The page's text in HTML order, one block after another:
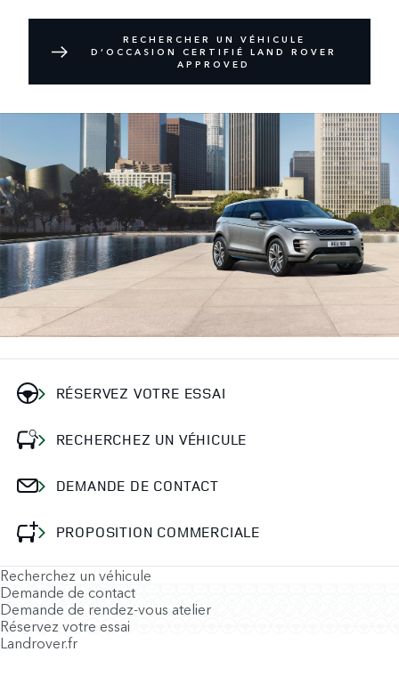
RECHERCHER UN VÉHICULE
D’OCCASION CERTIFIÉ LAND ROVER
APPROVED
RÉSERVEZ VOTRE ESSAI
RECHERCHEZ UN VÉHICULE
DEMANDE DE CONTACT
PROPOSITION COMMERCIALE
Recherchez un véhicule
Demande de contact
Demande de rendez-vous atelier
Réservez votre essai
Landrover.fr